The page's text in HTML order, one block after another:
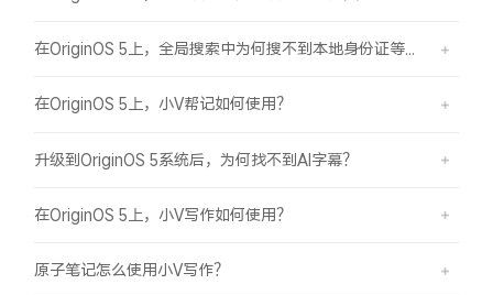
在OriginOS 5上，小V帮记如何使用？
升级到OriginOS 5系统后，为何找不到AI字幕？
在OriginOS 5上，小V写作如何使用？
原子笔记怎么使用小V写作？